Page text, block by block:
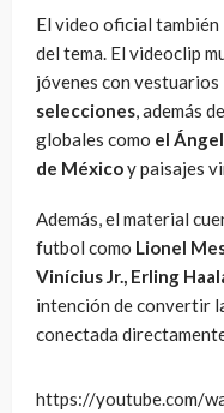
El video oficial
del tema. El videoclip
jóvenes con vestuarios
selecciones, además
globales como el
de Méxicoy paisajes
Además, el material
futbol como Lionel
Vinícius Jr., Erling
intención de convertir
conectada
https://youtube.com/